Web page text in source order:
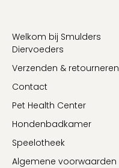
Welkom bij Smulders
Diervoeders
Verzenden & retourneren
Contact
Pet Health Center
Hondenbadkamer
Speelotheek
Algemene voorwaarden